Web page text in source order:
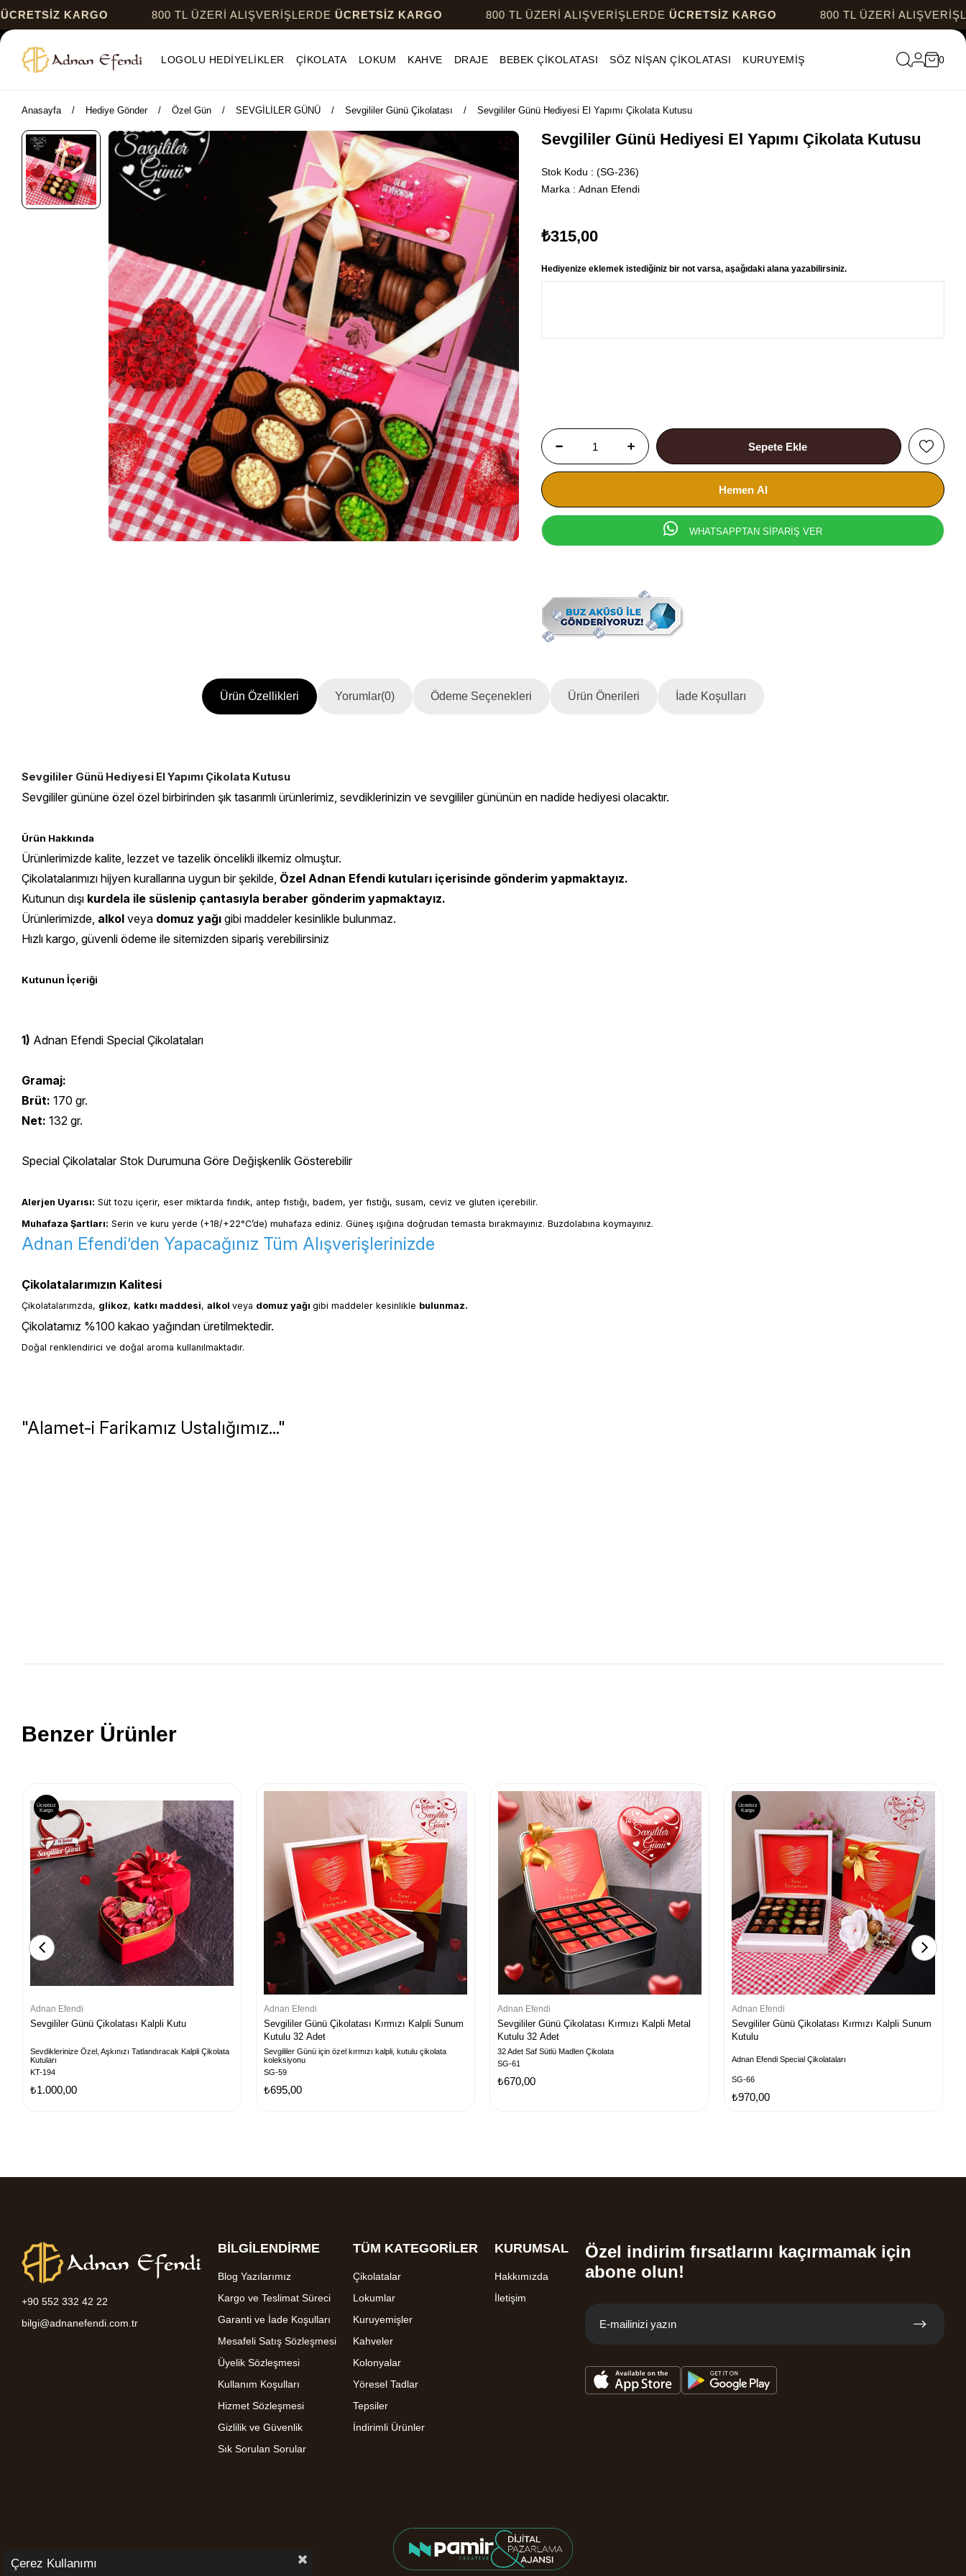
800 TL ÜZERİ ALIŞVERİŞLERDEÜCRETSİZ KARGO 800 TL ÜZERİ ALIŞVERİŞLERDEÜCRETSİZ KARGO 800 TL ÜZERİ ALIŞVERİŞLERDE
LOGOLU HEDİYELİKLER ÇİKOLATA LOKUM KAHVE DRAJE BEBEK ÇİKOLATASI SÖZ NİŞAN ÇİKOLATASI KURUYEMİŞ 0
Anasayfa Hediye Gönder Özel Gün SEVGİLİLER GÜNÜ Sevgililer Günü Çikolatası Sevgililer Günü Hediyesi El Yapımı Çikolata Kutusu
Sevgililer Günü Hediyesi El Yapımı Çikolata Kutusu
Stok Kodu
(SG-236)
Marka : Adnan Efendi
₺315,00
Hediyenize eklemek istediğiniz bir not varsa, aşağıdaki alana yazabilirsiniz.
WHATSAPPTAN SİPARİŞ VER
Ürün Özellikleri Yorumlar(0) Ödeme Seçenekleri Ürün Önerileri İade Koşulları
Sevgililer Günü Hediyesi El Yapımı Çikolata Kutusu
Sevgililer gününe özel özel birbirinden şık tasarımlı ürünlerimiz, sevdiklerinizin ve sevgililer gününün en nadide hediyesi olacaktır.
Ürün Hakkında
Ürünlerimizde kalite, lezzet ve tazelik öncelikli ilkemiz olmuştur.
Çikolatalarımızı hijyen kurallarına uygun bir şekilde, Özel Adnan Efendi kutuları içerisinde gönderim yapmaktayız.
Kutunun dışı kurdela ile süslenip çantasıyla beraber gönderim yapmaktayız.
Ürünlerimizde, alkol veya domuz yağı gibi maddeler kesinlikle bulunmaz.
Hızlı kargo, güvenli ödeme ile sitemizden sipariş verebilirsiniz
Kutunun İçeriği
1) Adnan Efendi Special Çikolataları
Gramaj:
Brüt: 170 gr.
Net: 132 gr.
Special Çikolatalar Stok Durumuna Göre Değişkenlik Gösterebilir
Alerjen Uyarısı: Süt tozu içerir, eser miktarda fındık, antep fıstığı, badem, yer fıstığı, susam, ceviz ve gluten içerebilir.
Muhafaza Şartları: Serin ve kuru yerde (+18/+22°C’de) muhafaza ediniz. Güneş ışığına doğrudan temasta bırakmayınız. Buzdolabına koymayınız.
Adnan Efendi’den Yapacağınız Tüm Alışverişlerinizde
Çikolatalarımızın Kalitesi
Çikolatalarımzda, glikoz, katkı maddesi, alkol veya domuz yağı gibi maddeler kesinlikle bulunmaz.
Çikolatamız %100 kakao yağından üretilmektedir.
Doğal renklendirici ve doğal aroma kullanılmaktadır.
"Alamet-i Farikamız Ustalığımız..."
Benzer Ürünler
Adnan Efendi
Sevgililer Günü Çikolatası Kalpli Kutu
Sevdiklerinize Özel, Aşkınızı Tatlandıracak Kalpli Çikolata
Kutuları
KT-194
₺1.000,00
Ücretsiz
Kargo
Adnan Efendi
Sevgililer Günü Çikolatası Kırmızı Kalpli Sunum
Kutulu 32 Adet
Sevgililer Günü için özel kırmızı kalpli, kutulu çikolata
koleksiyonu
SG-59
₺695,00
Adnan Efendi
Sevgililer Günü Çikolatası Kırmızı Kalpli Metal
Kutulu 32 Adet
32 Adet Saf Sütlü Madlen Çikolata
SG-61
₺670,00
Adnan Efendi
Sevgililer Günü Çikolatası Kırmızı Kalpli Sunum
Kutulu
Adnan Efendi Special Çikolataları
SG-66
₺970,00
Ücretsiz
Kargo
+90 552 332 42 22
bilgi@adnanefendi.com.tr
BİLGİLENDİRME
Blog Yazılarımız
Kargo ve Teslimat Süreci
Garanti ve İade Koşulları
Mesafeli Satış Sözleşmesi
Üyelik Sözleşmesi
Kullanım Koşulları
Hizmet Sözleşmesi
Gizlilik ve Güvenlik
Sık Sorulan Sorular
TÜM KATEGORİLER
Çikolatalar
Lokumlar
Kuruyemişler
Kahveler
Kolonyalar
Yöresel Tadlar
Tepsiler
İndirimli Ürünler
KURUMSAL
Hakkımızda
İletişim
Özel indirim fırsatlarını kaçırmamak için
abone olun!
Çerez Kullanımı